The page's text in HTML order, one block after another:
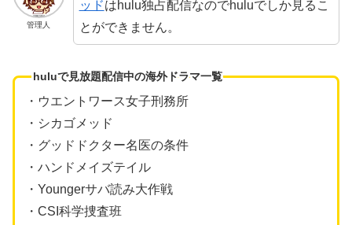
管理人
ッドはhulu独占配信なのでhuluでしか見るこ
とができません。
huluで見放題配信中の海外ドラマ一覧
・ウエントワース女子刑務所
・シカゴメッド
・グッドドクター名医の条件
・ハンドメイズテイル
・Youngerサバ読み大作戦
・CSI科学捜査班